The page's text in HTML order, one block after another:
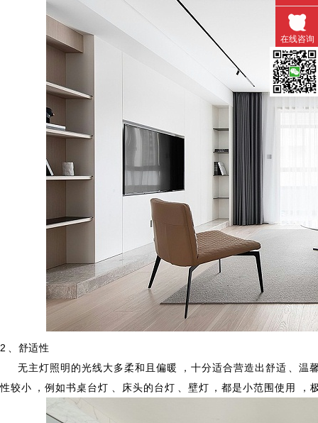
2、舒适性
无主灯照明的光线大多柔和且偏暖，十分适合营造出舒适、温馨
性较小，例如书桌台灯、床头的台灯、壁灯，都是小范围使用
在线咨询
微信扫一扫